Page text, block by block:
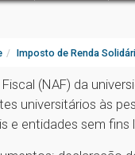
Imposto de Renda
(NAF) da
universitários às
e entidades sem fins